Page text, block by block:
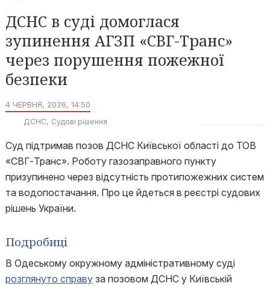
ДСНС в суді домоглася
зупинення АГЗП «СВГ-Транс»
через порушення пожежної
безпеки
4 ЧЕРВНЯ, 2026, 14:50
ДСНС Судові рішення
Суд підтримав позов ДСНС Київської області до ТОВ
«СВГ-Транс». Роботу газозаправного пункту
призупинено через відсутність протипожежних систем
та водопостачання. Про це йдеться в реєстрі судових
рішень України.
Подробиці
В Одеському окружному адміністративному суді
розглянуто справуза позовом ДСНС у Київській